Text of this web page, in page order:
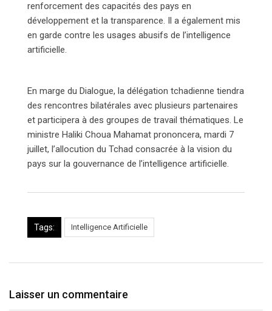
renforcement des capacités des pays en
développement et la transparence. Il a également mis
en garde contre les usages abusifs de l’intelligence
artificielle.
En marge du Dialogue, la délégation tchadienne tiendra
des rencontres bilatérales avec plusieurs partenaires
et participera à des groupes de travail thématiques. Le
ministre Haliki Choua Mahamat prononcera, mardi 7
juillet, l’allocution du Tchad consacrée à la vision du
pays sur la gouvernance de l’intelligence artificielle.
Tags: Intelligence Artificielle
Laisser un commentaire